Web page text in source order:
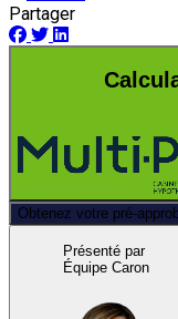
Partager
Obtenez votre pré-
Présenté par
Équipe Caron